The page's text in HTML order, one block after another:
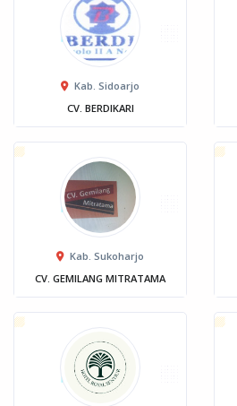
Kab. Sidoarjo
CV. BERDIKARI
Kab. Sukoharjo
CV. GEMILANG MITRATAMA